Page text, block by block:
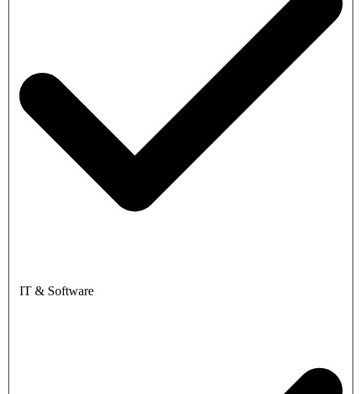
IT & Software